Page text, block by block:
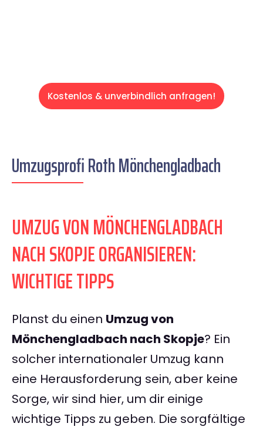
Kostenlos & unverbindlich anfragen!
Umzugsprofi Roth Mönchengladbach
UMZUG VON MÖNCHENGLADBACH
NACH SKOPJE ORGANISIEREN:
WICHTIGE TIPPS
Planst du einen Umzug von
Mönchengladbach nach Skopje? Ein
solcher internationaler Umzug kann
eine Herausforderung sein, aber keine
Sorge, wir sind hier, um dir einige
wichtige Tipps zu geben. Die sorgfältige